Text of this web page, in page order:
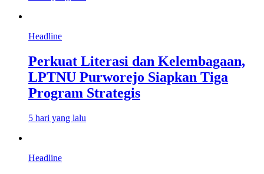
Headline
Perkuat Literasi dan Kelembagaan,
LPTNU Purworejo Siapkan Tiga
Program Strategis
5 hari yang lalu
Headline